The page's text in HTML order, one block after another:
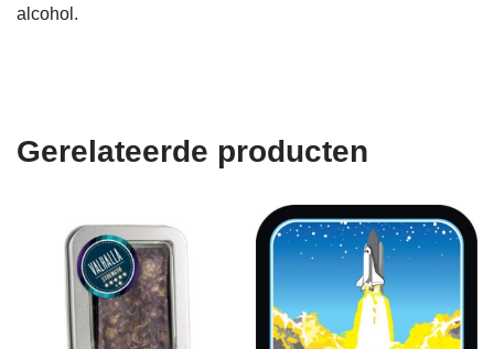
alcohol.
Gerelateerde producten